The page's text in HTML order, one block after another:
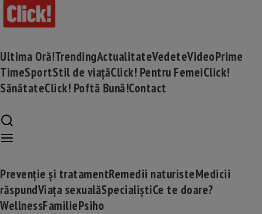
Ultima Oră!TrendingActualitateVedeteVideoPrime
TimeSportStil de viațăClick! Pentru FemeiClick!
SănătateClick! Poftă Bună!Contact
Prevenție și tratamentRemedii naturisteMedicii
răspundViața sexualăSpecialiștiCe te doare?
WellnessFamiliePsiho